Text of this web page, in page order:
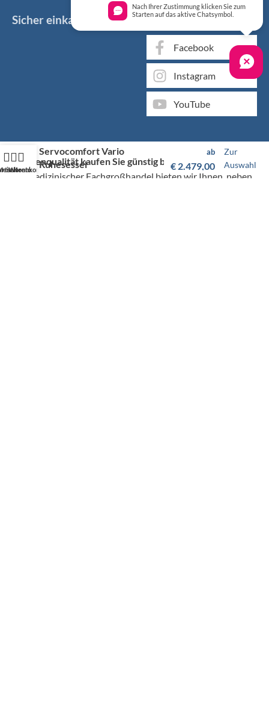
Sicher einkaufen Social Media
Facebook
Instagram
YouTube
Markenqualität kaufen Sie günstig bei KS Medizintechnik
Als medizinischer Fachgroßhandel bieten wir Ihnen, neben
Konto
Warenkorb
Servocomfort Vario
Ruhesessel
ab
€ 2.479,00
Zur
Auswahl
Nach Ihrer Zustimmung klicken Sie zum
Starten auf das aktive Chatsymbol.